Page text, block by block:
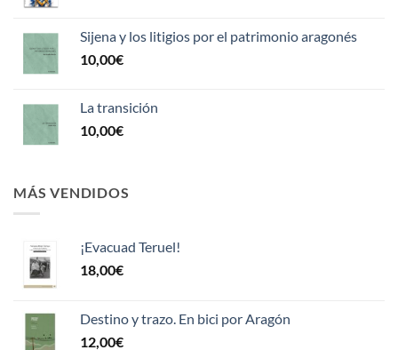
Sijena y los litigios por el patrimonio aragonés
10,00€
La transición
10,00€
MÁS VENDIDOS
¡Evacuad Teruel!
18,00€
Destino y trazo. En bici por Aragón
12,00€